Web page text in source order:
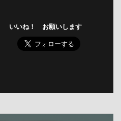
いいね！ お願いします